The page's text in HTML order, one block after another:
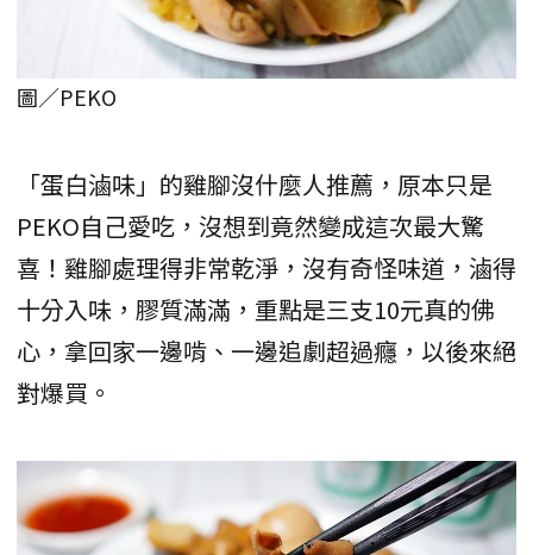
圖／PEKO
「蛋白滷味」的雞腳沒什麼人推薦，原本只是
PEKO自己愛吃，沒想到竟然變成這次最大驚
喜！雞腳處理得非常乾淨，沒有奇怪味道，滷得
十分入味，膠質滿滿，重點是三支10元真的佛
心，拿回家一邊啃、一邊追劇超過癮，以後來絕
對爆買。